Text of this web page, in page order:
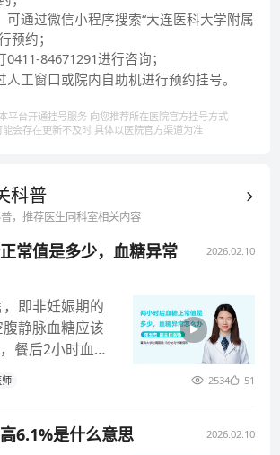
可通过微信小程序搜索“大连医科大学附属
预约；
84671291进行咨询；
人工窗口或院内自助机进行预约挂号。
平台开通挂号服务 向您推荐所在医院官方挂号方式
能会存在更新不及时 具体以医院官方渠道为准
科普
，推荐医生同科室相关内容
常值是多少，血糖异常
2026.02.10
即非妊娠期的
静脉血糖应该
餐后2小时血糖
L
2534 51
6.1%是什么意思 2026.02.10